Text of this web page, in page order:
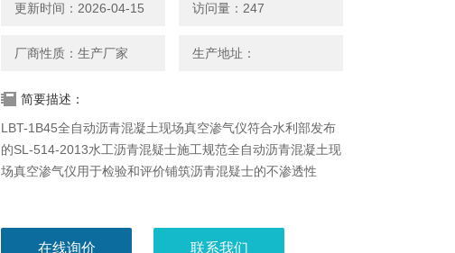
更新时间：2026-04-15 访问量：247
厂商性质：生产厂家 生产地址：
简要描述：
LBT-1B45全自动沥青混凝土现场真空渗气仪符合水利部发布
的SL-514-2013水工沥青混疑士施工规范全自动沥青混凝土现
场真空渗气仪用于检验和评价铺筑沥青混疑士的不渗透性
在线询价 联系我们